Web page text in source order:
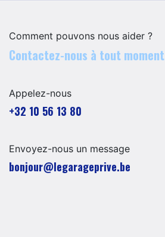
Comment pouvons nous aider ?
Contactez-nous à tout moment
Appelez-nous
+32 10 56 13 80
Envoyez-nous un message
​​​​​​​​​​​bo​n​jour​@​lega​ra​geprive.​b​e​​​